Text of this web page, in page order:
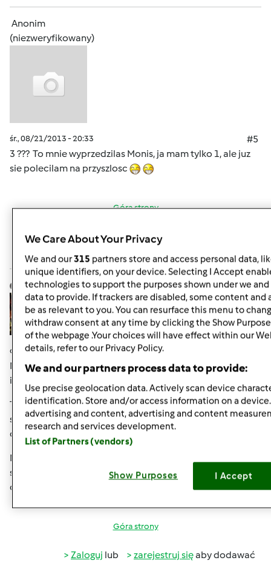
Anonim
(niezweryfikowany)
śr., 08/21/2013 - 20:33
#5
3 ??? To mnie wyprzedzilas Monis, ja mam tylko 1, ale juz
sie polecilam na przyszlosc
Góra strony
Zalogujlub zarejestruj się
komentarze
anka25 Dołączył : 07.05.2011
czw., 08/22/2013 - 13:13
Moja bratowa też robi takie cudeńka i sprzedaje w
internecie.
Tu macie link:http://www.mirelka.pl/sklep/kufry-
szkatulki-c-27.html?
osCsid=f84994caada4b05cb7e8c02650ea78b9
Może i Ty Magi zaczniesz działać na większą skalę i
sprzedawać... myślę, że miałabyś dużo chętnych na te
cuda ;o)
Góra strony
Zaloguj lub zarejestruj sięaby dodawać
We Care About Your Privacy
We and our315 partners store and access personal data,
unique identifiers, on your device. Selecting I Accept
technologies to support the purposes shown under we
data to provide. If trackers are disabled, some content and
be as relevant to you. You can resurface this menu to
withdraw consent at any time by clicking the Show
of the webpage .Your choices will have effect within our
details, refer to our Privacy Policy.
We and our partners process data to provide:
Use precise geolocation data. Actively scan device
identification. Store and/or access information on a
advertising and content, advertising and content
research and services development.
List of Partners (vendors)
Show Purposes I Accept